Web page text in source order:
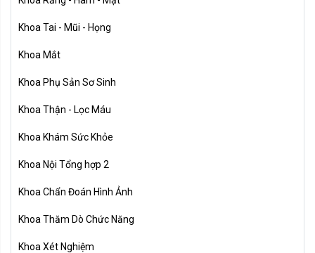
Khoa Tai - Mũi - Họng
Khoa Mắt
Khoa Phụ Sản Sơ Sinh
Khoa Thận - Lọc Máu
Khoa Khám Sức Khỏe
Khoa Nội Tổng hợp 2
Khoa Chẩn Đoán Hình Ảnh
Khoa Thăm Dò Chức Năng
Khoa Xét Nghiệm